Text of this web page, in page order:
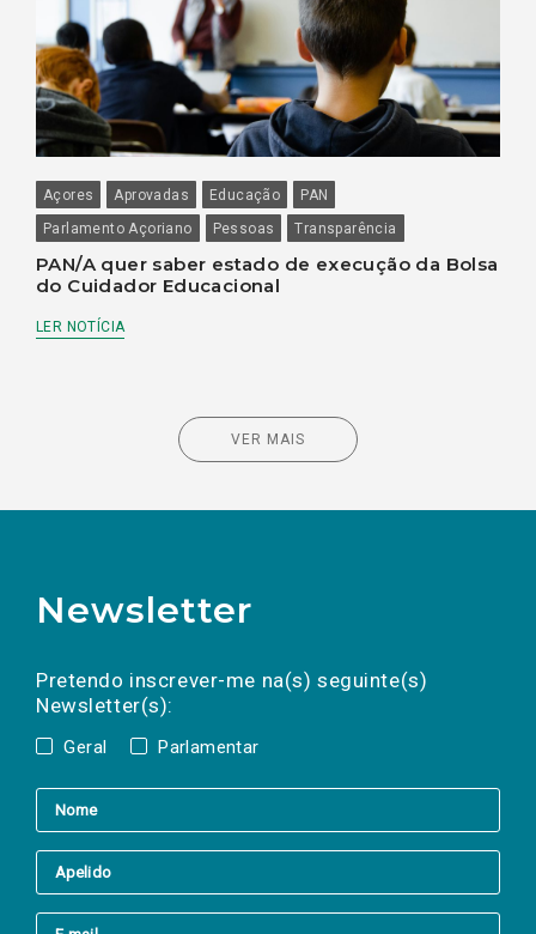
Açores Aprovadas Educação
PAN
Parlamento Açoriano
Pessoas Transparência
PAN/A quer saber estado de execução da Bolsa
do Cuidador Educacional
LER NOTÍCIA
VER MAIS
Newsletter
Pretendo inscrever-me na(s) seguinte(s)
Newsletter(s):
Geral Parlamentar
a(s) newsletter(s).
mail